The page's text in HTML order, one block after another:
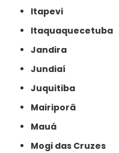
Itapevi
Itaquaquecetuba
Jandira
Jundiaí
Juquitiba
Mairiporã
Mauá
Mogi das Cruzes